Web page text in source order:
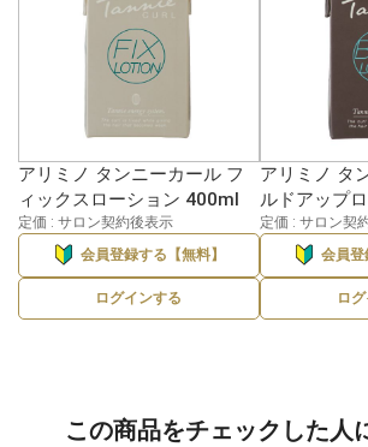
アリミノ タンニーカール フ
ィックスローション 400ml
定価 : サロン契約後表示
会員登録する【無料】
ログインする
アリミノ タ
ルドアップ
定価 : サロン契
会員登
ロ
この商品をチェックした人